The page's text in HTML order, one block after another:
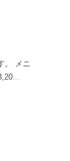
。 メニ
...